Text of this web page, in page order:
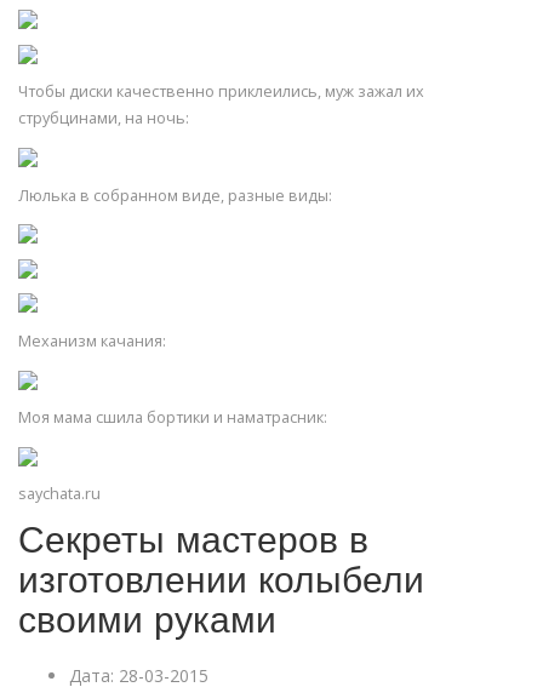
Чтобы диски качественно приклеились, муж зажал их
струбцинами, на ночь:
Люлька в собранном виде, разные виды:
Механизм качания:
Моя мама сшила бортики и наматрасник:
saychata.ru
Секреты мастеров в
изготовлении колыбели
своими руками
Дата: 28-03-2015